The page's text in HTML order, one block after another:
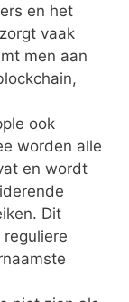
en het
vaak
men aan
ook
worden alle
en wordt
Dit